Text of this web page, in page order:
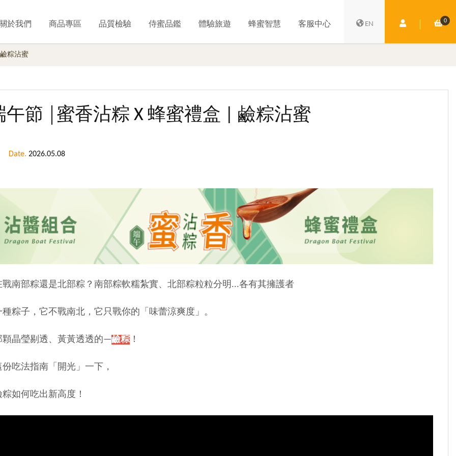
於我們 商品專區 品質檢驗 侍蜜品鑑 體驗旅遊 蜂蜜智慧 客服中心 EN 會員中心 0
購
粽沾蜜
午節 │蜜香沾粽 X 蜂蜜禮盒 | 鹼粽沾蜜
Date. 2026.05.08
南部粽還是北部粽？南部粽軟糯紮實、北部粽粒粒分明...各有其擁護者
粽子，它不戰南北，它只戰你的「味蕾涼爽度」。
顆晶瑩剔透、黃黃透透的—鹼粽 ！
吃法指南「開光」一下，
如何吃出新高度！